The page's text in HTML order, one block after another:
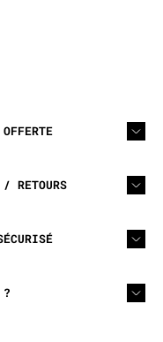
/ RETOURS
?